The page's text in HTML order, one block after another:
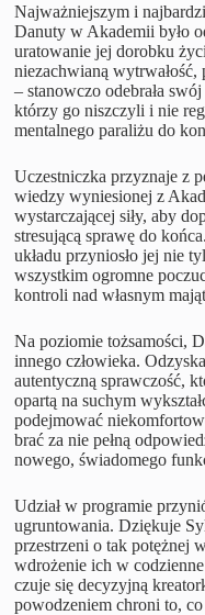
Najważniejszym i
Danuty w Akademii było
uratowanie jej dorobku
niezachwianą wytrwałość,
– stanowczo odebrała
którzy go niszczyli i nie
mentalnego paraliżu do
Uczestniczka przyznaje z
wiedzy wyniesionej z
wystarczającej siły, aby
stresującą sprawę do
układu przyniosło jej nie
wszystkim ogromne
kontroli nad własnym
Na poziomie tożsamości,
innego człowieka.
autentyczną sprawczość,
opartą na suchym
podejmować
brać za nie pełną
nowego, świadomego
Udział w programie
ugruntowania. Dziękuje
przestrzeni o tak potężnej
wdrożenie ich w
czuje się decyzyjną
powodzeniem chroni to,